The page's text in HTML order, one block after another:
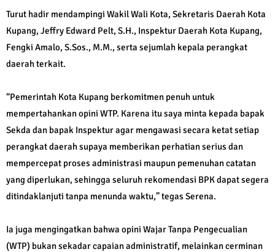
Turut hadir mendampingi Wakil Wali Kota, Sekretaris Daerah Kota
Kupang, Jeffry Edward Pelt, S.H., Inspektur Daerah Kota Kupang,
Fengki Amalo, S.Sos., M.M., serta sejumlah kepala perangkat
daerah terkait.
“Pemerintah Kota Kupang berkomitmen penuh untuk
mempertahankan opini WTP. Karena itu saya minta kepada bapak
Sekda dan bapak Inspektur agar mengawasi secara ketat setiap
perangkat daerah supaya memberikan perhatian serius dan
mempercepat proses administrasi maupun pemenuhan catatan
yang diperlukan, sehingga seluruh rekomendasi BPK dapat segera
ditindaklanjuti tanpa menunda waktu,” tegas Serena.
Ia juga mengingatkan bahwa opini Wajar Tanpa Pengecualian
(WTP) bukan sekadar capaian administratif, melainkan cerminan